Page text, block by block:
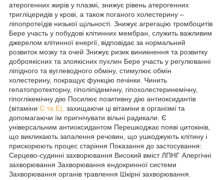
атерогенних жирів у плазмі, знижує рівень атерогенних
тригліцеридів у крові, а також поганого холестерину –
ліпопротеїдів низької щільності. Знижує агрегацію тромбоцитів
Бере участь у побудові клітинних мембран, служить важливим
джерелом клітинної енергії, відповідає за нормальний
розвиток мозку та очей Знижує ризик виникнення та розвитку
доброякісних та злоякісних пухлин Бере участь у регулюванні
ліпідного та вуглеводного обміну, стимулює обмін
холестерину, покращує функцію печінки. Чинить
гепатопротекторну, гіполіпідемічну, гіпохолестеринемічну,
гіпоглікемічну дію Посилює позитивну дію антиоксидантів
(вітаміни С та Е), захищаючи ці вітаміни в організмі та
допомагаючи їм пригнічувати вільні радикали. Є
універсальним антиоксидантом Перешкоджає появі цитокінів,
що викликають запалення речовин, що ушкоджують клітину і
прискорюють процес старіння Показання до застосування:
Серцево-судинні захворювання Високий вміст ЛПНГ Алергічні
захворювання Захворювання ендокринної системи
Захворювання органів травлення Шкірні захворювання.